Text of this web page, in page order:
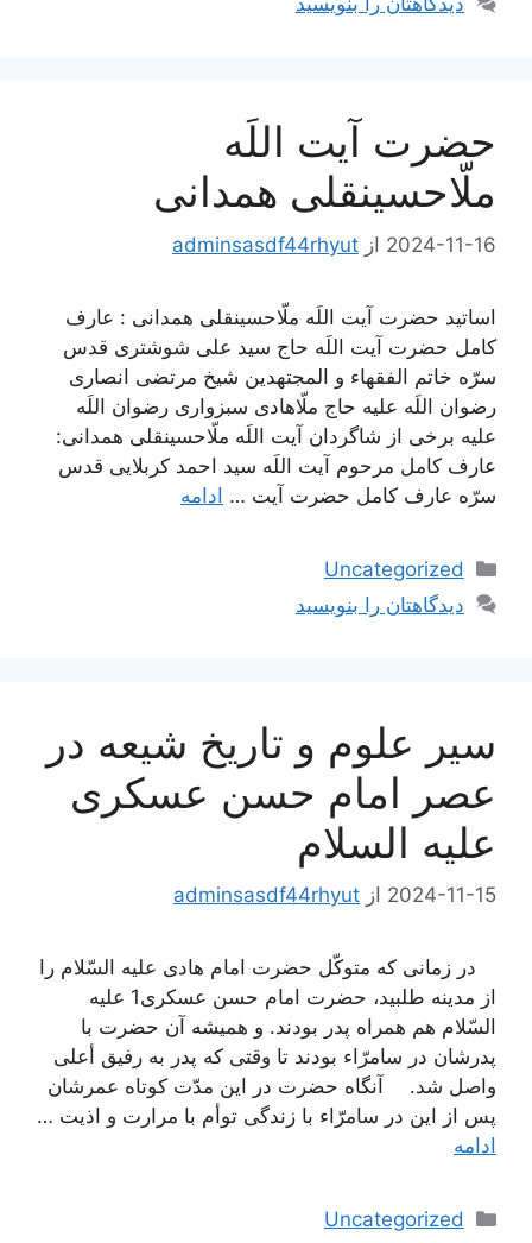
حضرت آیت اللَه
ملّاحسینقلی همدانی
2024-11-16 از adminsasdf44rhyut
اساتید حضرت آیت اللَه ملّاحسینقلی همدانی : عارف
کامل حضرت آیت اللَه حاج سید علی شوشتری قدس
سرّه خاتم الفقهاء و المجتهدین شیخ مرتضی انصاری
رضوان اللَه علیه حاج ملّاهادی سبزواری رضوان اللَه
علیه برخی از شاگردان آیت اللَه ملّاحسینقلی همدانی:
عارف کامل مرحوم آیت اللَه سيد احمد كربلايى قدس
سرّه عارف کامل حضرت آیت … ادامه
دسته‌ها
Uncategorized
دیدگاهتان را بنویسید
سیر علوم و تاریخ شیعه در
عصر امام حسن عسكرى
علیه السلام
2024-11-15 از adminsasdf44rhyut
در زمانى كه متوكّل حضرت امام هادى علیه السّلام را
از مدینه طلبید، حضرت امام حسن عسكرى1 علیه
السّلام هم همراه پدر بودند. و همیشه آن حضرت با
پدرشان در سامرّاء بودند تا وقتى كه پدر به رفیق أعلى
واصل شد. آنگاه حضرت در این مدّت كوتاه عمرشان
پس از این در سامرّاء با زندگى توأم با مرارت و اذیت …
ادامه
دسته‌ها
Uncategorized